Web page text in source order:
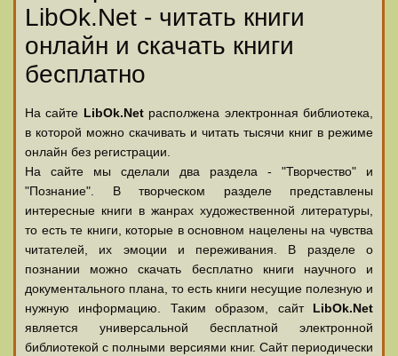
LibOk.Net - читать книги
онлайн и скачать книги
бесплатно
На сайте LibOk.Netрасполжена электронная библиотека,
в которой можно скачивать и читать тысячи книг в режиме
онлайн без регистрации.
На сайте мы сделали два раздела - "Творчество" и
"Познание". В творческом разделе представлены
интересные книги в жанрах художественной литературы,
то есть те книги, которые в основном нацелены на чувства
читателей, их эмоции и переживания. В разделе о
познании можно скачать бесплатно книги научного и
документального плана, то есть книги несущие полезную и
нужную информацию. Таким образом, сайт LibOk.Net
является универсальной бесплатной электронной
библиотекой с полными версиями книг. Сайт периодически